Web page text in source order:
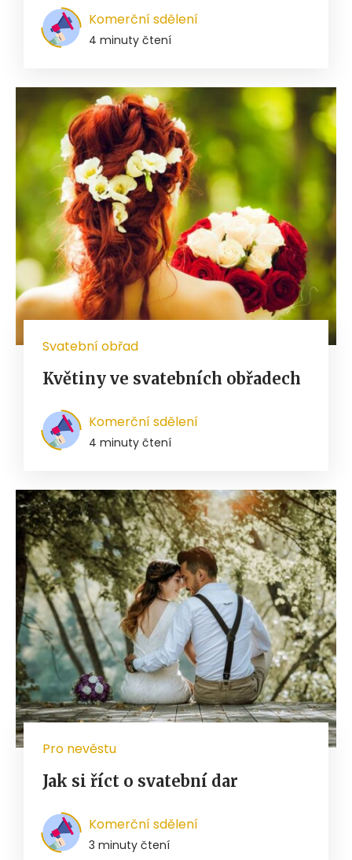
Komerční sdělení
4 minuty čtení
Svatební obřad
Květiny ve svatebních obřadech
Komerční sdělení
4 minuty čtení
Pro nevěstu
Jak si říct o svatební dar
Komerční sdělení
3 minuty čtení